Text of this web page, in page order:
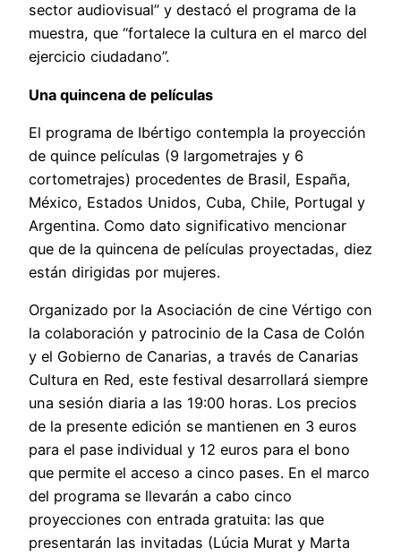
sector audiovisual” y destacó el programa de la
muestra, que “fortalece la cultura en el marco del
ejercicio ciudadano”.
Una quincena de películas
El programa de Ibértigo contempla la proyección
de quince películas (9 largometrajes y 6
cortometrajes) procedentes de Brasil, España,
México, Estados Unidos, Cuba, Chile, Portugal y
Argentina. Como dato significativo mencionar
que de la quincena de películas proyectadas, diez
están dirigidas por mujeres.
Organizado por la Asociación de cine Vértigo con
la colaboración y patrocinio de la Casa de Colón
y el Gobierno de Canarias, a través de Canarias
Cultura en Red, este festival desarrollará siempre
una sesión diaria a las 19:00 horas. Los precios
de la presente edición se mantienen en 3 euros
para el pase individual y 12 euros para el bono
que permite el acceso a cinco pases. En el marco
del programa se llevarán a cabo cinco
proyecciones con entrada gratuita: las que
presentarán las invitadas (Lúcia Murat y Marta